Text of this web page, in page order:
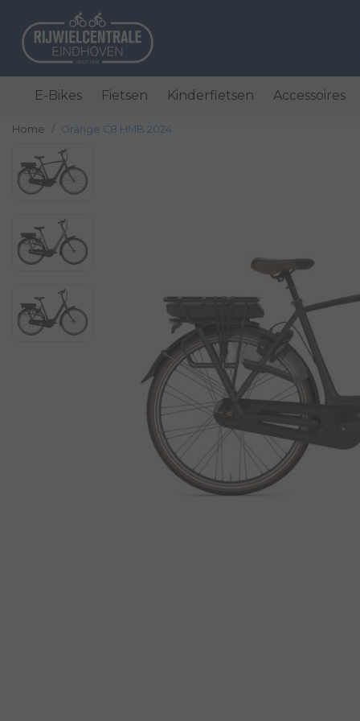
E-Bikes Fietsen Kinderfietsen Accessoires
Home Orange C8 HMB 2024